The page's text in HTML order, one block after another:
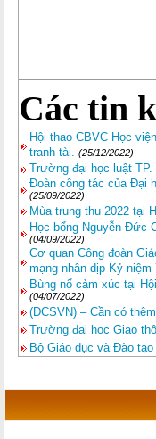
Các tin
Hội thao CBVC Học
tranh tài. (25/12/2022)
Trường đại học luật
Đoàn công tác của Đại
(25/09/2022)
Mùa trung thu 2022 tại
Học bổng Nguyễn Đức
(04/09/2022)
Cơ quan Công đoàn
mạng nhân dịp Kỷ
Bùng nổ cảm xúc tại
(04/07/2022)
(ĐCSVN) – Cần có
Trường đại học Giao
Bộ Giáo dục và Đào